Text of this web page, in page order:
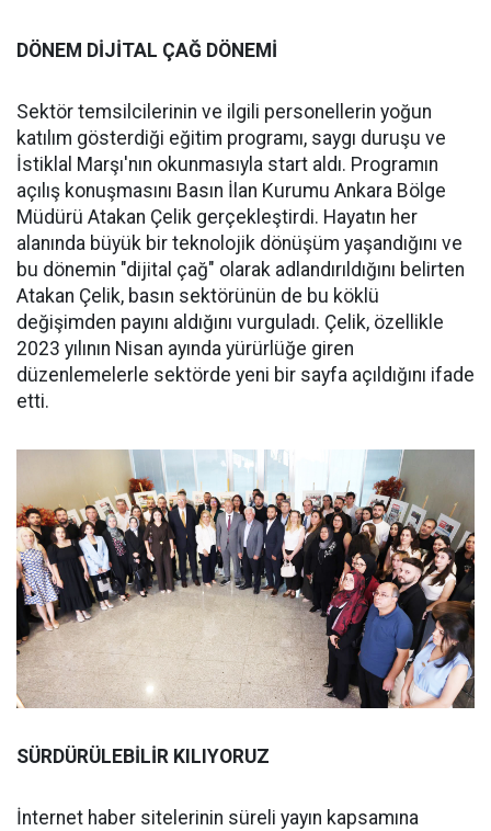
DÖNEM DİJİTAL ÇAĞ DÖNEMİ
Sektör temsilcilerinin ve ilgili personellerin yoğun
katılım gösterdiği eğitim programı, saygı duruşu ve
İstiklal Marşı'nın okunmasıyla start aldı. Programın
açılış konuşmasını Basın İlan Kurumu Ankara Bölge
Müdürü Atakan Çelik gerçekleştirdi. Hayatın her
alanında büyük bir teknolojik dönüşüm yaşandığını ve
bu dönemin "dijital çağ" olarak adlandırıldığını belirten
Atakan Çelik, basın sektörünün de bu köklü
değişimden payını aldığını vurguladı. Çelik, özellikle
2023 yılının Nisan ayında yürürlüğe giren
düzenlemelerle sektörde yeni bir sayfa açıldığını ifade
etti.
SÜRDÜRÜLEBİLİR KILIYORUZ
İnternet haber sitelerinin süreli yayın kapsamına